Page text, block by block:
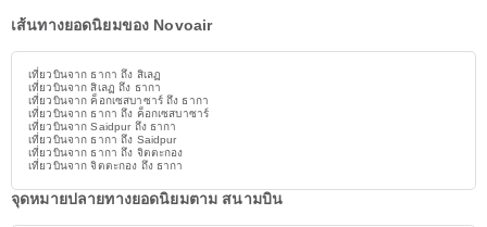
เส้นทางยอดนิยมของ Novoair
เที่ยวบินจาก ธากา ถึง สิเลฏ
เที่ยวบินจาก สิเลฏ ถึง ธากา
เที่ยวบินจาก ค็อกเซสบาซาร์ ถึง ธากา
เที่ยวบินจาก ธากา ถึง ค็อกเซสบาซาร์
เที่ยวบินจาก Saidpur ถึง ธากา
เที่ยวบินจาก ธากา ถึง Saidpur
เที่ยวบินจาก ธากา ถึง จิตตะกอง
เที่ยวบินจาก จิตตะกอง ถึง ธากา
จุดหมายปลายทางยอดนิยมตาม สนามบิน